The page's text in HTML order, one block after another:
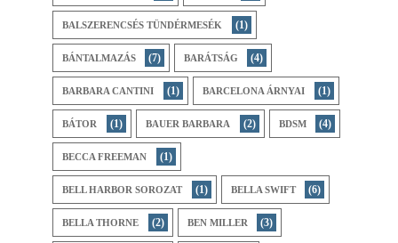
BALSZERENCSÉS TÜNDÉRMESÉK (1)
BÁNTALMAZÁS (7) BARÁTSÁG (4)
BARBARA CANTINI (1) BARCELONA ÁRNYAI (1)
BÁTOR (1) BAUER BARBARA (2) BDSM (4)
BECCA FREEMAN (1)
BELL HARBOR SOROZAT (1) BELLA SWIFT (6)
BELLA THORNE (2) BEN MILLER (3)